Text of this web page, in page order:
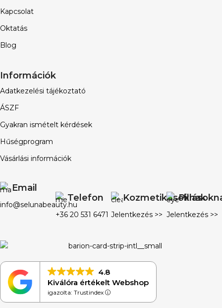
Kapcsolat
Oktatás
Blog
Információk
Adatkezelési tájékoztató
ÁSZF
Gyakran ismételt kérdések
Hűségprogram
Vásárlási információk
Email
info@selunabeauty.hu
Telefon
+36 20 531 6471
Kozmetikusoknak
Jelentkezés >> Jelentkezés >>
4.8
Kiválóra értékelt Webshop
igazolta: Trustindex